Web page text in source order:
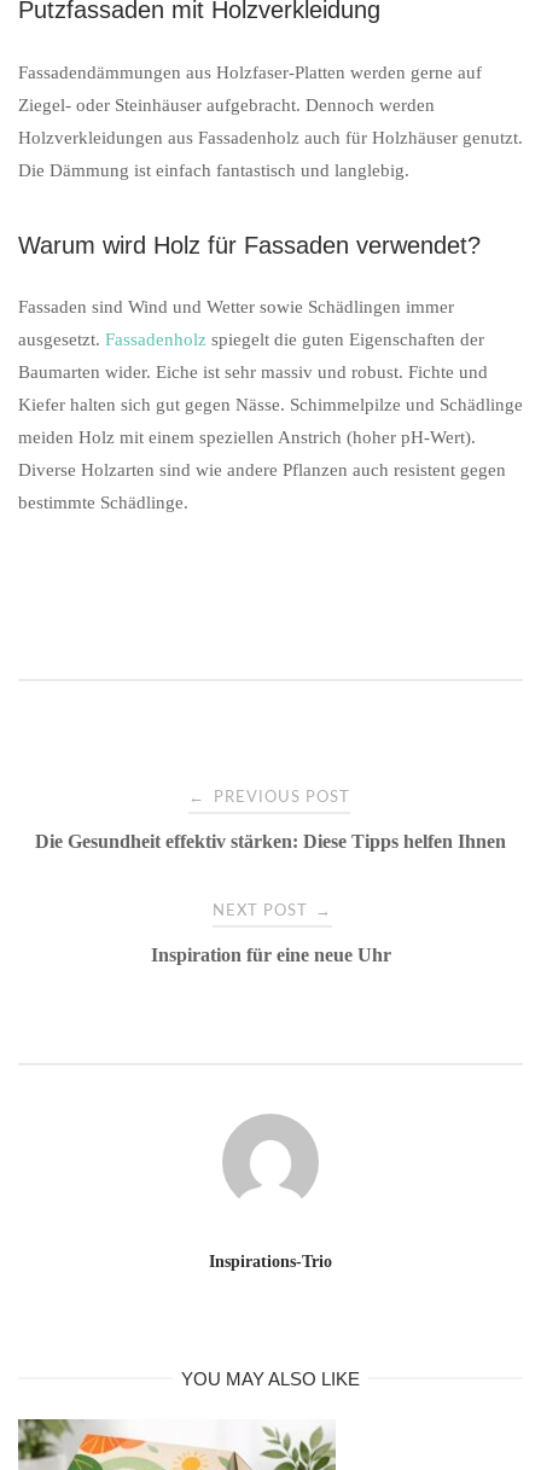
Putzfassaden mit Holzverkleidung
Fassadendämmungen aus Holzfaser-Platten werden gerne auf
Ziegel- oder Steinhäuser aufgebracht. Dennoch werden
Holzverkleidungen aus Fassadenholz auch für Holzhäuser genutzt.
Die Dämmung ist einfach fantastisch und langlebig.
Warum wird Holz für Fassaden verwendet?
Fassaden sind Wind und Wetter sowie Schädlingen immer
ausgesetzt. Fassadenholz spiegelt die guten Eigenschaften der
Baumarten wider. Eiche ist sehr massiv und robust. Fichte und
Kiefer halten sich gut gegen Nässe. Schimmelpilze und Schädlinge
meiden Holz mit einem speziellen Anstrich (hoher pH-Wert).
Diverse Holzarten sind wie andere Pflanzen auch resistent gegen
bestimmte Schädlinge.
navigation
← PREVIOUS POST
Die Gesundheit effektiv stärken: Diese Tipps helfen Ihnen
NEXT POST →
Inspiration für eine neue Uhr
Inspirations-Trio
YOU MAY ALSO LIKE